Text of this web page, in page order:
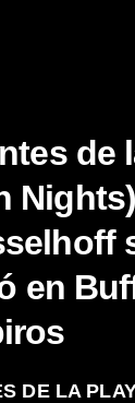
de
en
DE LA